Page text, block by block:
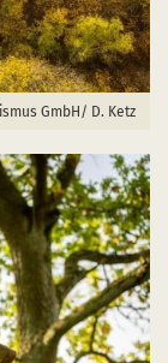
GmbH/ D. Ketz